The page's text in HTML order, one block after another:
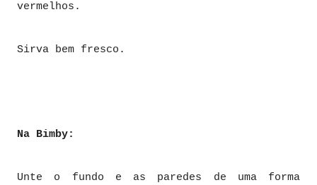
vermelhos.
Sirva bem fresco.
Na Bimby:
Unte o fundo e as paredes de uma forma